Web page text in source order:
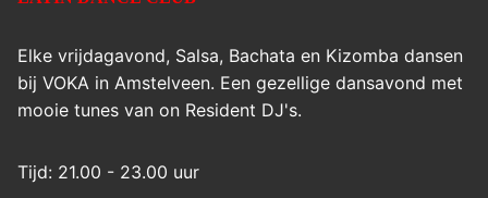
Elke vrijdagavond, Salsa, Bachata en Kizomba dansen
bij VOKA in Amstelveen. Een gezellige dansavond met
mooie tunes van on Resident DJ's.
Tijd: 21.00 - 23.00 uur